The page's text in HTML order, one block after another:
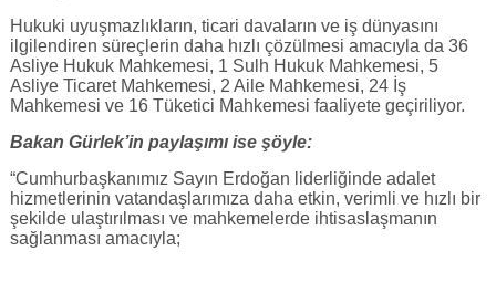
Hukuki uyuşmazlıkların, ticari davaların ve iş dünyasını
ilgilendiren süreçlerin daha hızlı çözülmesi amacıyla da 36
Asliye Hukuk Mahkemesi, 1 Sulh Hukuk Mahkemesi, 5
Asliye Ticaret Mahkemesi, 2 Aile Mahkemesi, 24 İş
Mahkemesi ve 16 Tüketici Mahkemesi faaliyete geçiriliyor.
Bakan Gürlek’in paylaşımı ise şöyle:
“Cumhurbaşkanımız Sayın Erdoğan liderliğinde adalet
hizmetlerinin vatandaşlarımıza daha etkin, verimli ve hızlı bir
şekilde ulaştırılması ve mahkemelerde ihtisaslaşmanın
sağlanması amacıyla;